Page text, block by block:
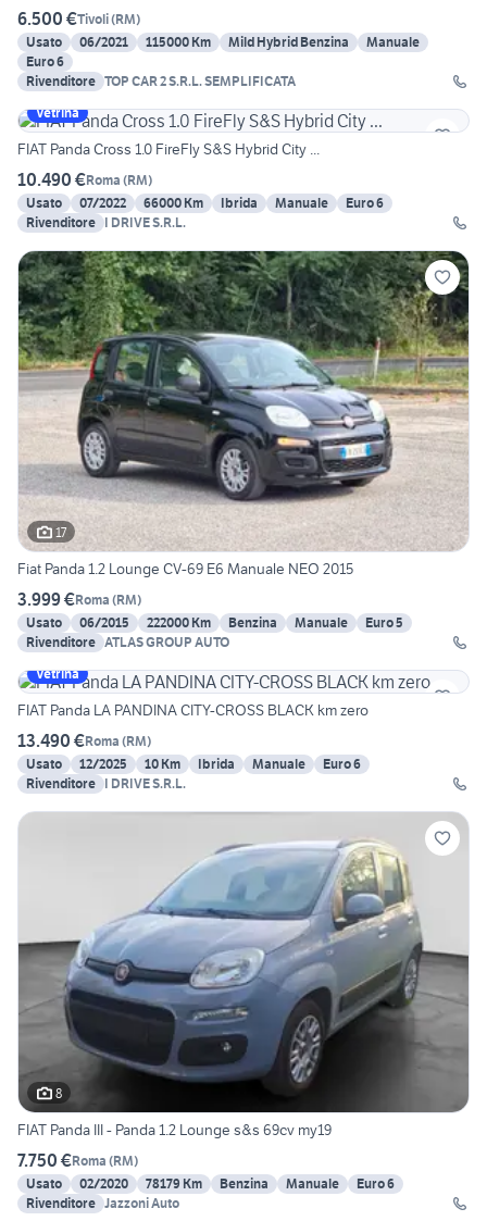
6.500 €Tivoli(RM)
Usato
06/2021 115000 Km Mild Hybrid Benzina
Manuale
Euro 6
Rivenditore TOP CAR 2 S.R.L. SEMPLIFICATA
Vetrina
FIAT Panda Cross 1.0 FireFly S&S Hybrid City ...
10.490 €Roma (RM)
Usato
07/2022 66000 Km Ibrida Manuale
Euro 6
Rivenditore I DRIVE S.R.L.
17
Fiat Panda 1.2 Lounge CV-69 E6 Manuale NEO 2015
3.999 €Roma (RM)
Usato
06/2015 222000 Km Benzina Manuale
Euro 5
Rivenditore ATLAS GROUP AUTO
Vetrina
FIAT Panda LA PANDINA CITY-CROSS BLACK km zero
13.490 €Roma (RM)
Usato
12/2025 10 Km Ibrida Manuale
Euro 6
Rivenditore I DRIVE S.R.L.
8
FIAT Panda III - Panda 1.2 Lounge s&s 69cv my19
7.750 €Roma (RM)
Usato
02/2020 78179 Km Benzina Manuale
Euro 6
Rivenditore Jazzoni Auto